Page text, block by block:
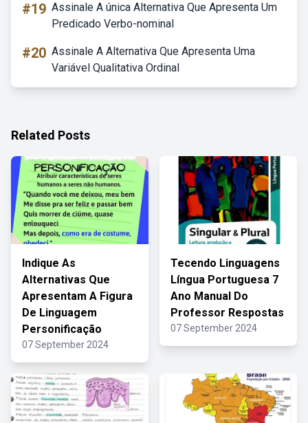
#19 Assinale A única Alternativa Que Apresenta Um
Predicado Verbo-nominal
#20 Assinale A Alternativa Que Apresenta Uma
Variável Qualitativa Ordinal
Related Posts
Indique As
Alternativas Que
Apresentam A Figura
De Linguagem
Personificação
07 September 2024
Tecendo Linguagens
Língua Portuguesa 7
Ano Manual Do
Professor Respostas
07 September 2024